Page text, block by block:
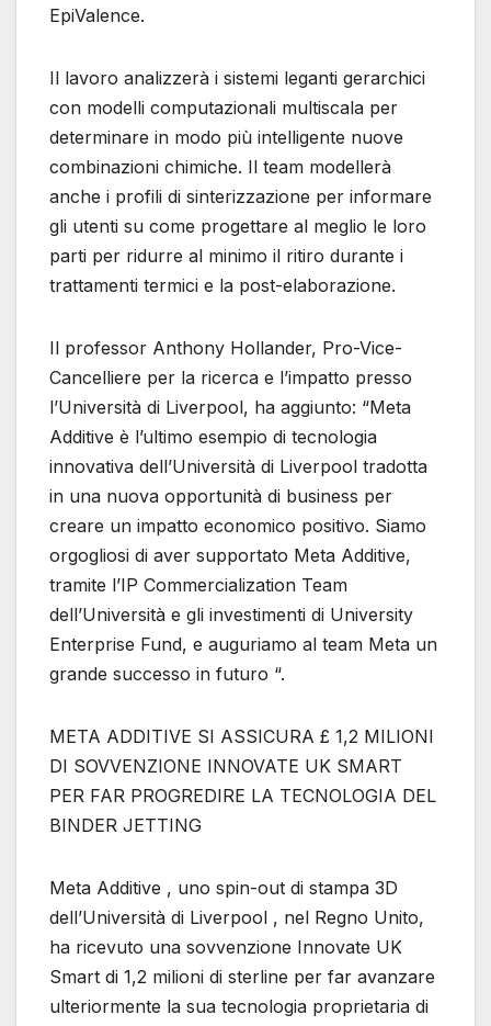
EpiValence.
Il lavoro analizzerà i sistemi leganti gerarchici
con modelli computazionali multiscala per
determinare in modo più intelligente nuove
combinazioni chimiche. Il team modellerà
anche i profili di sinterizzazione per informare
gli utenti su come progettare al meglio le loro
parti per ridurre al minimo il ritiro durante i
trattamenti termici e la post-elaborazione.
Il professor Anthony Hollander, Pro-Vice-
Cancelliere per la ricerca e l’impatto presso
l’Università di Liverpool, ha aggiunto: “Meta
Additive è l’ultimo esempio di tecnologia
innovativa dell’Università di Liverpool tradotta
in una nuova opportunità di business per
creare un impatto economico positivo. Siamo
orgogliosi di aver supportato Meta Additive,
tramite l’IP Commercialization Team
dell’Università e gli investimenti di University
Enterprise Fund, e auguriamo al team Meta un
grande successo in futuro “.
META ADDITIVE SI ASSICURA £ 1,2 MILIONI
DI SOVVENZIONE INNOVATE UK SMART
PER FAR PROGREDIRE LA TECNOLOGIA DEL
BINDER JETTING
Meta Additive , uno spin-out di stampa 3D
dell’Università di Liverpool , nel Regno Unito,
ha ricevuto una sovvenzione Innovate UK
Smart di 1,2 milioni di sterline per far avanzare
ulteriormente la sua tecnologia proprietaria di